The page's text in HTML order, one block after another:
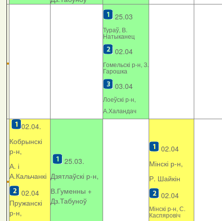
25.03
Тураў, В.
Натыканец
02.04
Гомельскі р-н, З.
Гарошка
03.04
Лоеўскі р-н,
А.Халандач
02.04.
Кобрынскі
р-н,
А. і
А.Кальчанкі
02.04
Пружанскі
р-н,
25.03.
Дзятлаўскі р-н,
В.Гуменны +
Дз.Табуноў
02.04
Мінскі р-н,
Р. Шайкін
02.04
Мінскі р-н, С.
Каспяровіч